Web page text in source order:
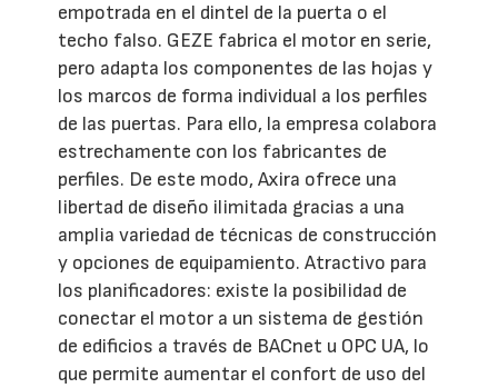
empotrada en el dintel de la puerta o el
techo falso. GEZE fabrica el motor en serie,
pero adapta los componentes de las hojas y
los marcos de forma individual a los perfiles
de las puertas. Para ello, la empresa colabora
estrechamente con los fabricantes de
perfiles. De este modo, Axira ofrece una
libertad de diseño ilimitada gracias a una
amplia variedad de técnicas de construcción
y opciones de equipamiento. Atractivo para
los planificadores: existe la posibilidad de
conectar el motor a un sistema de gestión
de edificios a través de BACnet u OPC UA, lo
que permite aumentar el confort de uso del